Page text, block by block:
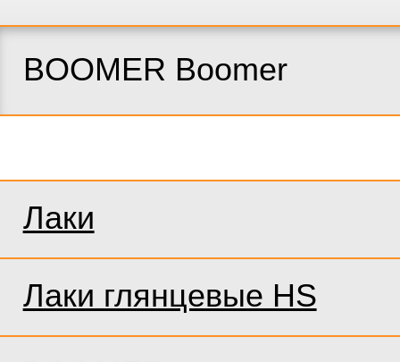
BOOMER Boomer
Лаки
Лаки глянцевые HS